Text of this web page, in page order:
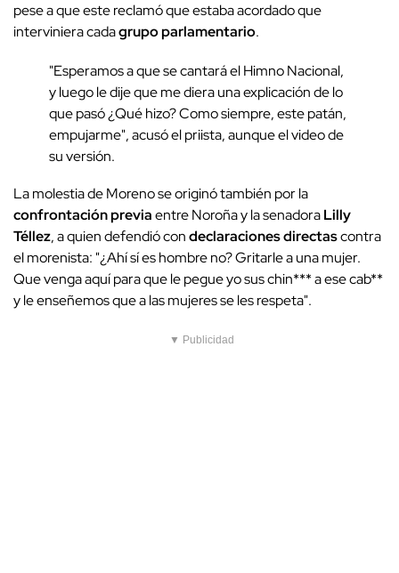
pese a que este reclamó que estaba acordado que
interviniera cadagrupo parlamentario.
"Esperamos a que se cantará el Himno Nacional,
y luego le dije que me diera una explicación de lo
que pasó ¿Qué hizo? Como siempre, este patán,
empujarme", acusó el priista, aunque el video de
su versión.
La molestia de Moreno se originó también por la
confrontación previaentre Noroña y la senadoraLilly
Téllez, a quien defendió condeclaraciones directascontra
el morenista: "¿Ahí sí es hombre no? Gritarle a una mujer.
Que venga aquí para que le pegue yo sus chin*** a ese cab**
y le enseñemos que a las mujeres se les respeta".
▼ Publicidad